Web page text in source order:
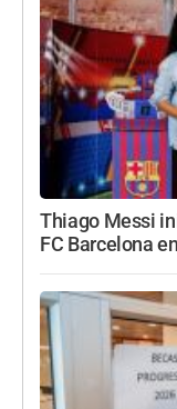
Thiago Messi
FC Barcelona